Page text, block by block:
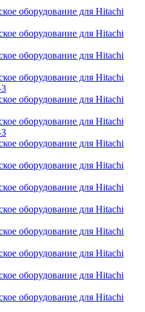
оборудование для Hitachi
оборудование для Hitachi
оборудование для Hitachi
оборудование для Hitachi
оборудование для Hitachi
оборудование для Hitachi
оборудование для Hitachi
оборудование для Hitachi
оборудование для Hitachi
оборудование для Hitachi
оборудование для Hitachi
оборудование для Hitachi
оборудование для Hitachi
оборудование для Hitachi